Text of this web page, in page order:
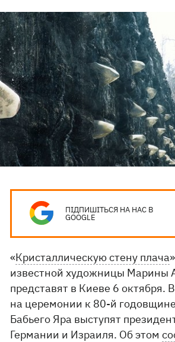
ПІДПИШІТЬСЯ НА НАС В
GOOGLE
«Кристаллическую стену плача
известной художницы Марины
представят в Киеве 6 октября.
на церемонии к 80-й
Бабьего Яра выступят
Германии и Израиля. Об этом